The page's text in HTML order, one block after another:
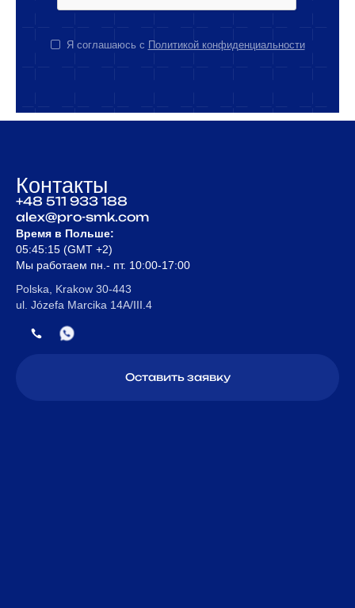
Я соглашаюсь с Политикой конфиденциальности
Контакты
+48 511 933 188
alex@pro-smk.com
Время в Польше:
05:45:15 (GMT +2)
Мы работаем пн.- пт. 10:00-17:00
Polska, Krakow 30-443
ul. Józefa Marcika 14A/III.4
Оставить заявку